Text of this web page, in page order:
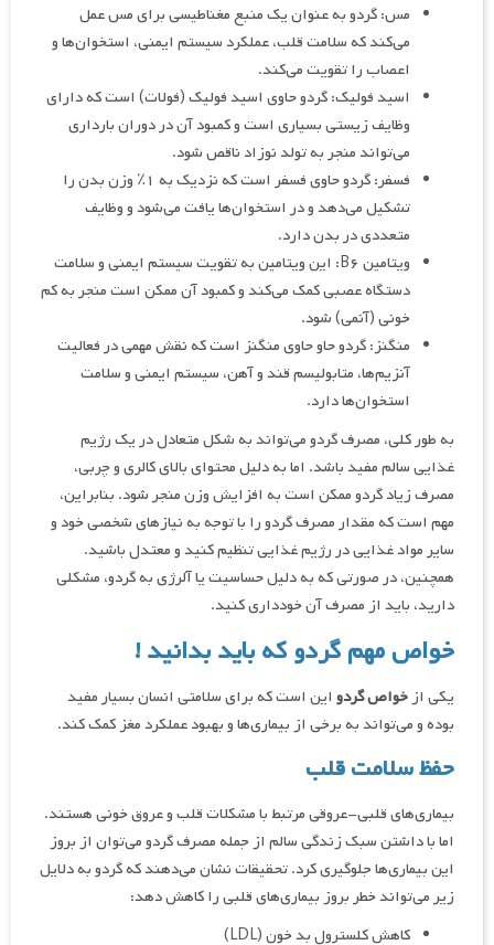
مس: گردو به عنوان یک منبع مغناطیسی برای مس عمل
می‌کند که سلامت قلب، عملکرد سیستم ایمنی، استخوان‌ها و
اعصاب را تقویت می‌کند.
اسید فولیک: گردو حاوی اسید فولیک (فولات) است که دارای
وظایف زیستی بسیاری است و کمبود آن در دوران بارداری
می‌تواند منجر به تولد نوزاد ناقص شود.
فسفر: گردو حاوی فسفر است که نزدیک به ۱٪ وزن بدن را
تشکیل می‌دهد و در استخوان‌ها یافت می‌شود و وظایف
متعددی در بدن دارد.
ویتامین B۶: این ویتامین به تقویت سیستم ایمنی و سلامت
دستگاه عصبی کمک می‌کند و کمبود آن ممکن است منجر به کم
خونی (آنمی) شود.
منگنز: گردو حاو حاوی منگنز است که نقش مهمی در فعالیت
آنزیم‌ها، متابولیسم قند و آهن، سیستم ایمنی و سلامت
استخوان‌ها دارد.
به طور کلی، مصرف گردو می‌تواند به شکل متعادل در یک رژیم
غذایی سالم مفید باشد. اما به دلیل محتوای بالای کالری و چربی،
مصرف زیاد گردو ممکن است به افزایش وزن منجر شود. بنابراین،
مهم است که مقدار مصرف گردو را با توجه به نیازهای شخصی خود و
سایر مواد غذایی در رژیم غذایی تنظیم کنید و معتدل باشید.
همچنین، در صورتی که به دلیل حساسیت یا آلرژی به گردو، مشکلی
دارید، باید از مصرف آن خودداری کنید.
خواص مهم گردو که باید بدانید !
یکی ازخواص گردو این است که برای سلامتی انسان بسیار مفید
بوده و می‌تواند به برخی از بیماری‌ها و بهبود عملکرد مغز کمک کند.
حفظ سلامت قلب
بیماری‌های قلبی-عروقی مرتبط با مشکلات قلب و عروق خونی هستند.
اما با داشتن سبک زندگی سالم از جمله مصرف گردو می‌توان از بروز
این بیماری‌ها جلوگیری کرد. تحقیقات نشان می‌دهند که گردو به دلایل
زیر می‌تواند خطر بروز بیماری‌های قلبی را کاهش دهد:
کاهش کلسترول بد خون (LDL)